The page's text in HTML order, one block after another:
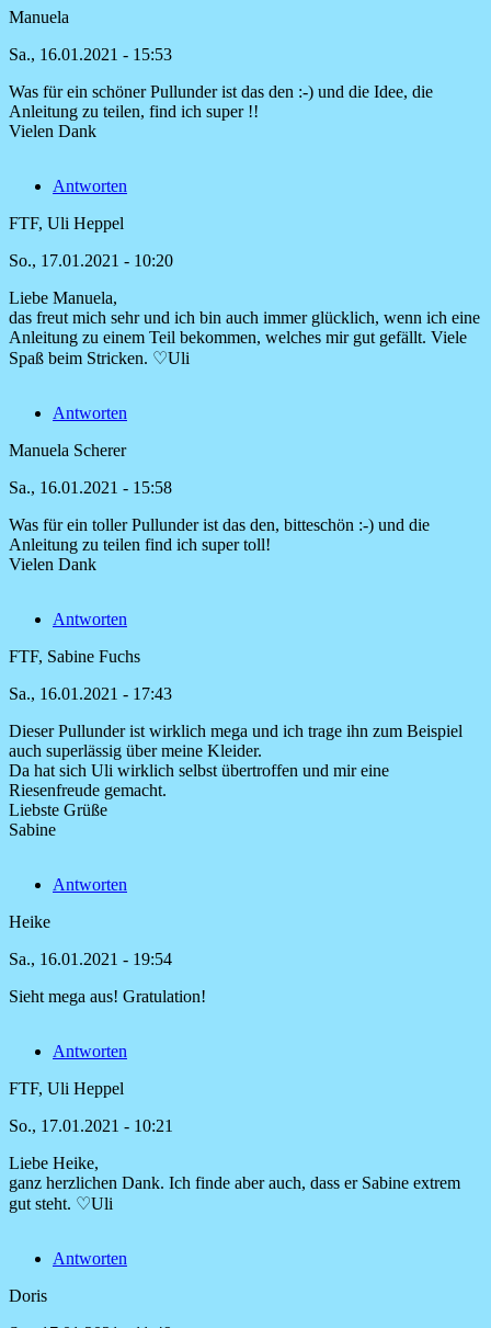
Manuela
Sa., 16.01.2021 - 15:53
Was für ein schöner Pullunder ist das den :-) und die Idee, die
Anleitung zu teilen, find ich super !!
Vielen Dank
Antworten
FTF, Uli Heppel
So., 17.01.2021 - 10:20
Antwort
auf
Was
schöner
von
Liebe Manuela,
das freut mich sehr und ich bin auch immer glücklich, wenn ich eine
Anleitung zu einem Teil bekommen, welches mir gut gefällt. Viele
Spaß beim Stricken. ♡Uli
Antworten
Manuela Scherer
Sa., 16.01.2021 - 15:58
Was für ein toller Pullunder ist das den, bitteschön :-) und die
Anleitung zu teilen find ich super toll!
Vielen Dank
Antworten
FTF, Sabine Fuchs
Sa., 16.01.2021 - 17:43
Antwort
auf
Was
für
ein
Scherer
Dieser Pullunder ist wirklich mega und ich trage ihn zum Beispiel
auch superlässig über meine Kleider.
Da hat sich Uli wirklich selbst übertroffen und mir eine
Riesenfreude gemacht.
Liebste Grüße
Sabine
Antworten
Heike
Sa., 16.01.2021 - 19:54
Sieht mega aus! Gratulation!
Antworten
FTF, Uli Heppel
So., 17.01.2021 - 10:21
Antwort
auf
aus!
von
Liebe Heike,
ganz herzlichen Dank. Ich finde aber auch, dass er Sabine extrem
gut steht. ♡Uli
Antworten
Doris